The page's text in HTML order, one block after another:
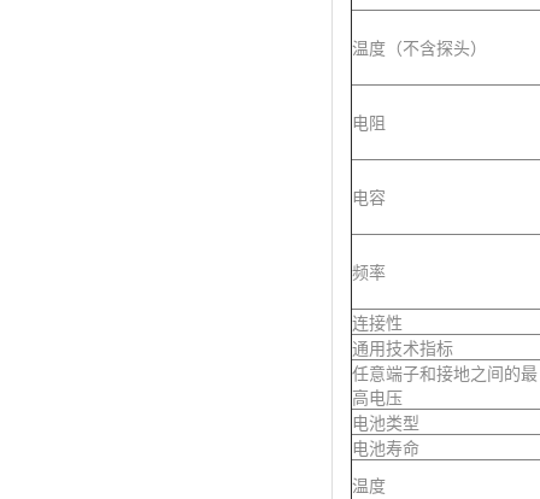
温度（不含探头）
电阻
电容
频率
连接性
通用技术指标
任意端子和接地之间的最
高电压
电池类型
电池寿命
温度